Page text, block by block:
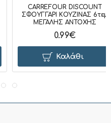
CARREFOUR DISCOUNT
ΣΦΟΥΓΓΑΡΙ ΚΟΥΖΙΝΑΣ 6τεμ
ΜΕΓΑΛΗΣ ΑΝΤΟΧΗΣ
0.99€
Καλάθι